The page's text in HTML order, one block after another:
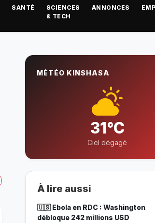
SANTÉ
SCIENCES
& TECH
ANNONCES
MÉTÉO KINSHASA
31°C
Ciel dégagé
À lire aussi
🇺🇸 Ebola en RDC : Washington
débloque 242 millions USD